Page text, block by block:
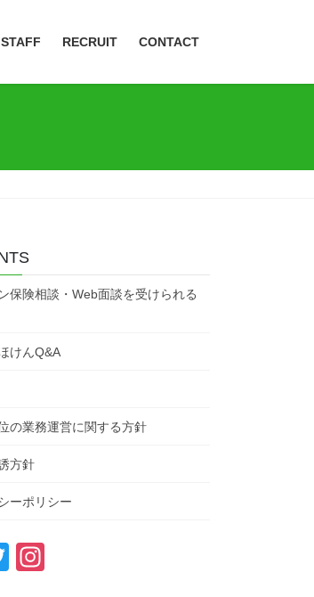
STAFF RECRUIT CONTACT
保険相談・Web面談を受けられる
けんQ&A
の業務運営に関する方針
方針
ーポリシー
T